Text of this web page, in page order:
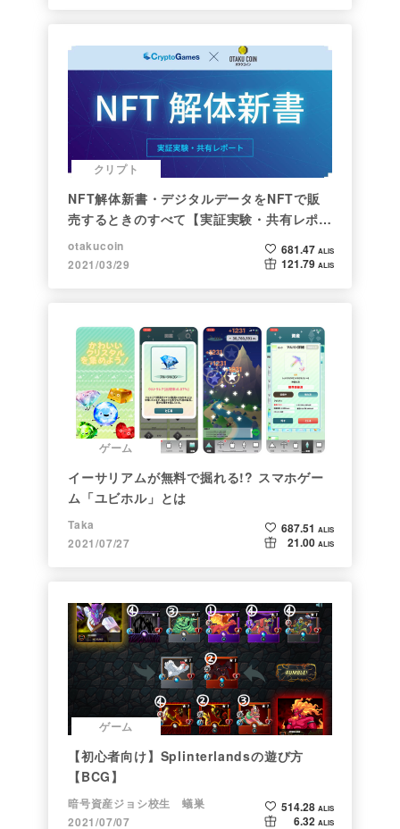
クリプト
NFT解体新書・デジタルデータをNFTで販
売するときのすべて【実証実験・共有レポー
ト】
otakucoin
2021/03/29
681.47 ALIS
121.79 ALIS
ゲーム
イーサリアムが無料で掘れる!? スマホゲー
ム「ユビホル」とは
Taka
2021/07/27
687.51 ALIS
21.00 ALIS
ゲーム
【初心者向け】Splinterlandsの遊び方
【BCG】
暗号資産ジョシ校生 蟻巣
2021/07/07
514.28 ALIS
6.32 ALIS